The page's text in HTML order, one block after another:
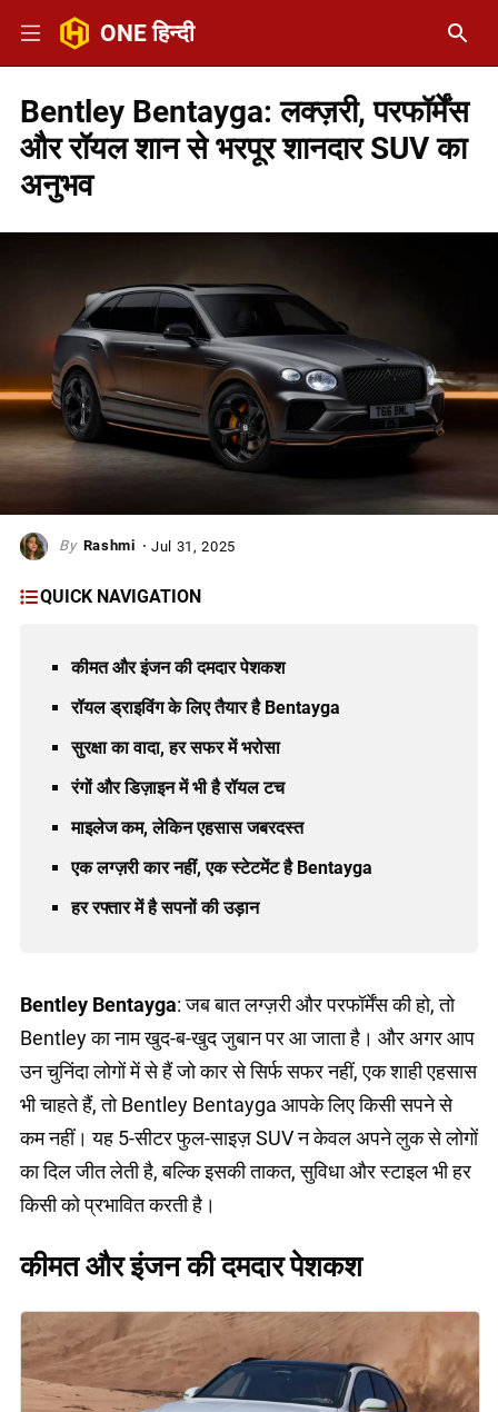
ONE हिन्दी
Bentley Bentayga: लक्ज़री, परफॉर्मेंस
और रॉयल शान से भरपूर शानदार SUV का
अनुभव
Rashmi Jul 31, 2025
QUICK NAVIGATION
कीमत और इंजन की दमदार पेशकश
रॉयल ड्राइविंग के लिए तैयार है Bentayga
सुरक्षा का वादा, हर सफर में भरोसा
रंगों और डिज़ाइन में भी है रॉयल टच
माइलेज कम, लेकिन एहसास जबरदस्त
एक लग्ज़री कार नहीं, एक स्टेटमेंट है Bentayga
हर रफ्तार में है सपनों की उड़ान
Bentley Bentayga: जब बात लग्ज़री और परफॉर्मेंस की हो, तो
Bentley का नाम खुद-ब-खुद जुबान पर आ जाता है। और अगर आप
उन चुनिंदा लोगों में से हैं जो कार से सिर्फ सफर नहीं, एक शाही एहसास
भी चाहते हैं, तो Bentley Bentayga आपके लिए किसी सपने से
कम नहीं। यह 5-सीटर फुल-साइज़ SUV न केवल अपने लुक से लोगों
का दिल जीत लेती है, बल्कि इसकी ताकत, सुविधा और स्टाइल भी हर
किसी को प्रभावित करती है।
कीमत और इंजन की दमदार पेशकश